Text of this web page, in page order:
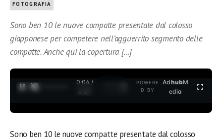
FOTOGRAFIA
Sono ben 10 le nuove compatte presentate dal colosso
giapponese per competere nell’agguerrito segmento delle
compatte. Anche qui la copertura […]
0:04 /
3:37
POWERE
D BY
AdhubM
edia
Sono ben 10 le nuove compatte presentate dal colosso